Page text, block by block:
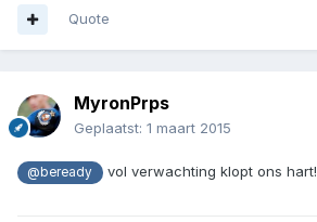
Quote
MyronPrps
Geplaatst: 1 maart 2015
@beready vol verwachting klopt ons hart!